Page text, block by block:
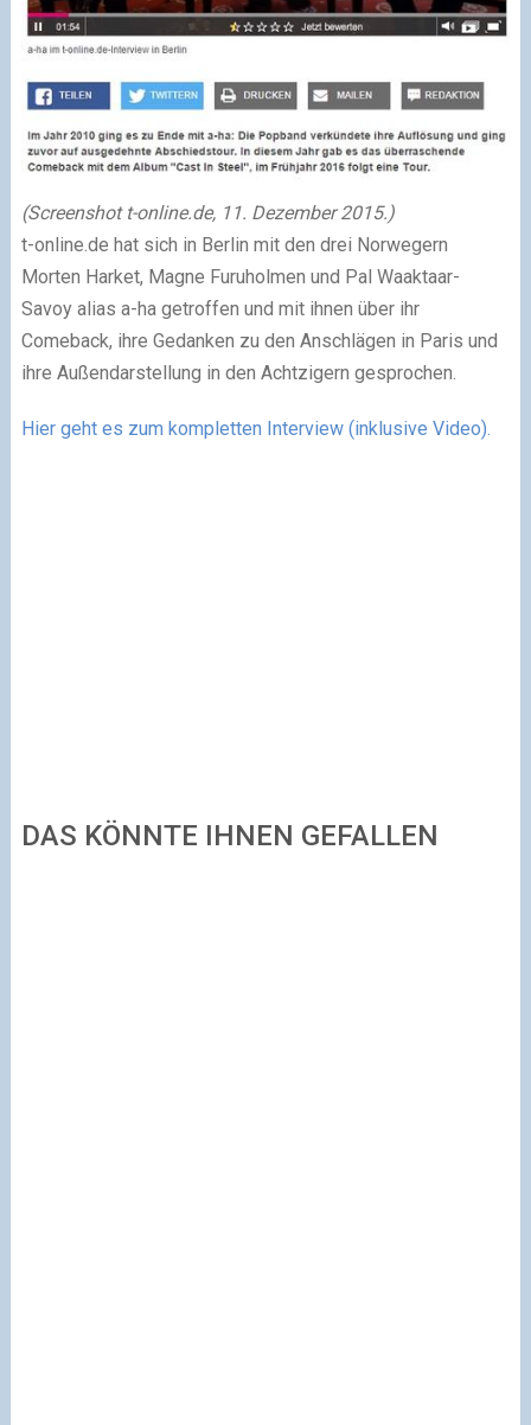
(Screenshot t-online.de, 11. Dezember 2015.)
t-online.de hat sich in Berlin mit den drei Norwegern
Morten Harket, Magne Furuholmen und Pal Waaktaar-
Savoy alias a-ha getroffen und mit ihnen über ihr
Comeback, ihre Gedanken zu den Anschlägen in Paris und
ihre Außendarstellung in den Achtzigern gesprochen.
Hier geht es zum kompletten Interview (inklusive Video).
DAS KÖNNTE IHNEN GEFALLEN